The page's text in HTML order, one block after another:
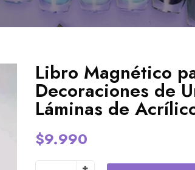
Libro Magnético
Decoraciones de
Láminas de
$9.990